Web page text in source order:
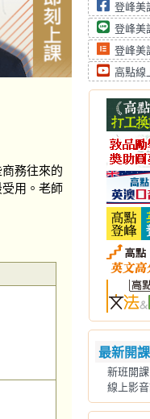
登峰美
登峰美
登峰美
高點線
最新開課
新班開課
線上影
務往來的
用。老師